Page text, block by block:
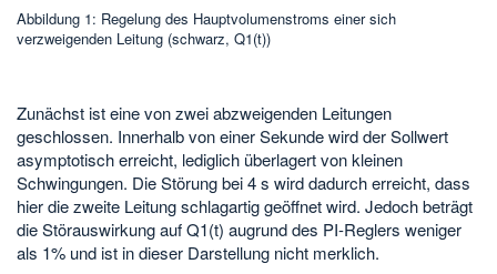
Abbildung 1: Regelung des Hauptvolumenstroms einer sich
verzweigenden Leitung (schwarz, Q1(t))
Zunächst ist eine von zwei abzweigenden Leitungen
geschlossen. Innerhalb von einer Sekunde wird der Sollwert
asymptotisch erreicht, lediglich überlagert von kleinen
Schwingungen. Die Störung bei 4 s wird dadurch erreicht, dass
hier die zweite Leitung schlagartig geöffnet wird. Jedoch beträgt
die Störauswirkung auf Q1(t) augrund des PI-Reglers weniger
als 1% und ist in dieser Darstellung nicht merklich.